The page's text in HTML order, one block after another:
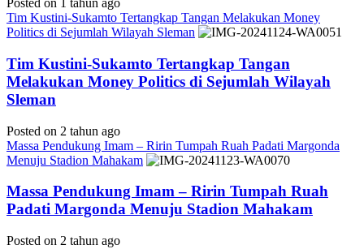
Posted on 1 tahun ago
Tim Kustini-Sukamto Tertangkap Tangan Melakukan Money
Politics di Sejumlah Wilayah Sleman
Tim Kustini-Sukamto Tertangkap Tangan
Melakukan Money Politics di Sejumlah Wilayah
Sleman
Posted on 2 tahun ago
Massa Pendukung Imam – Ririn Tumpah Ruah Padati Margonda
Menuju Stadion Mahakam
Massa Pendukung Imam – Ririn Tumpah Ruah
Padati Margonda Menuju Stadion Mahakam
Posted on 2 tahun ago